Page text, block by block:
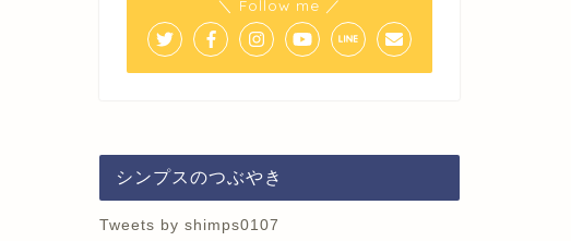
＼ Follow me ／
シンプスのつぶやき
Tweets by shimps0107